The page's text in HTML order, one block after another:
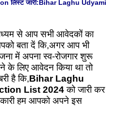
लिस्ट जारी:Bihar Laghu Udyami
से आप सभी आवेदकों का
बता दें कि,अगर आप भी
में अपना स्व-रोजगार शुरू
के लिए आवेदन किया था तो
है कि,Bihar Laghu
List 2024को जारी कर
हम आपको अपने इस